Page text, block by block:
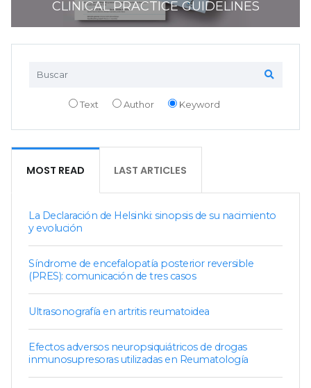
CLINICAL PRACTICE GUIDELINES
Text Author Keyword
MOST READ LAST ARTICLES
La Declaración de Helsinki: sinopsis de su nacimiento
y evolución
Síndrome de encefalopatía posterior reversible
(PRES): comunicación de tres casos
Ultrasonografía en artritis reumatoidea
Efectos adversos neuropsiquiátricos de drogas
inmunosupresoras utilizadas en Reumatología